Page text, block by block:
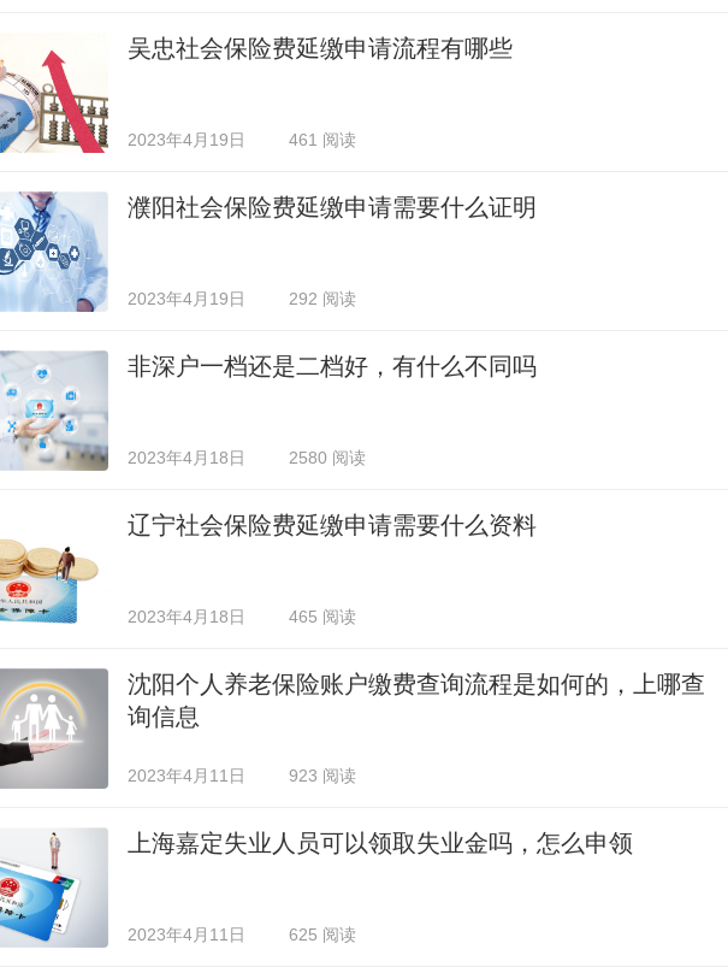
吴忠社会保险费延缴申请流程有哪些
2023年4月19日 461 阅读
濮阳社会保险费延缴申请需要什么证明
2023年4月19日 292 阅读
非深户一档还是二档好，有什么不同吗
2023年4月18日 2580 阅读
辽宁社会保险费延缴申请需要什么资料
2023年4月18日 465 阅读
沈阳个人养老保险账户缴费查询流程是如何的，上哪查
询信息
2023年4月11日 923 阅读
上海嘉定失业人员可以领取失业金吗，怎么申领
2023年4月11日 625 阅读